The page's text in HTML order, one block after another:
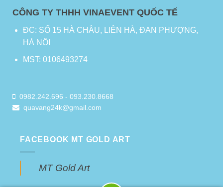
CÔNG TY THHH VINAEVENT QUỐC TẾ
ĐC: SỐ 15 HÀ CHÂU, LIÊN HÀ, ĐAN PHƯỢNG,
HÀ NỘI
MST: 0106493274
0982.242.696 - 093.230.8668
quavang24k@gmail.com
FACEBOOK MT GOLD ART
MT Gold Art